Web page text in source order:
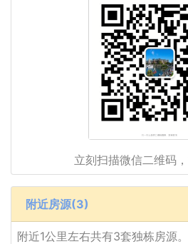
立刻扫描微信二维码
附近房源(3)
附近1公里左右共有3套独栋房源。